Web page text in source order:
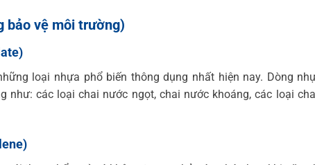
bảo vệ môi trường)
loại nhựa phổ biến thông dụng nhất hiện nay. Dòng
như: các loại chai nước ngọt, chai nước khoáng, các loại